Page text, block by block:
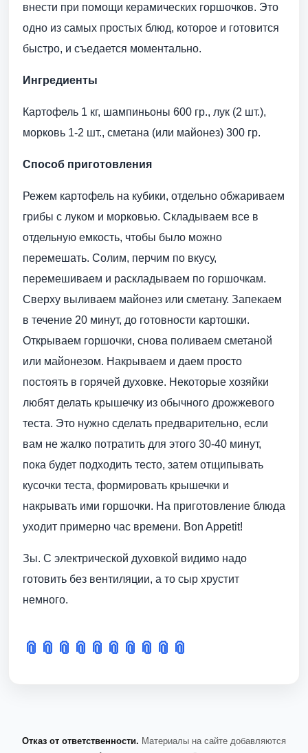
внести при помощи керамических горшочков. Это
одно из самых простых блюд, которое и готовится
быстро, и съедается моментально.
Ингредиенты
Картофель 1 кг, шампиньоны 600 гр., лук (2 шт.),
морковь 1-2 шт., сметана (или майонез) 300 гр.
Способ приготовления
Режем картофель на кубики, отдельно обжариваем
грибы с луком и морковью. Складываем все в
отдельную емкость, чтобы было можно
перемешать. Солим, перчим по вкусу,
перемешиваем и раскладываем по горшочкам.
Сверху выливаем майонез или сметану. Запекаем
в течение 20 минут, до готовности картошки.
Открываем горшочки, снова поливаем сметаной
или майонезом. Накрываем и даем просто
постоять в горячей духовке. Некоторые хозяйки
любят делать крышечку из обычного дрожжевого
теста. Это нужно сделать предварительно, если
вам не жалко потратить для этого 30-40 минут,
пока будет подходить тесто, затем отщипывать
кусочки теста, формировать крышечки и
накрывать ими горшочки. На приготовление блюда
уходит примерно час времени. Bon Appetit!
Зы. С электрической духовкой видимо надо
готовить без вентиляции, а то сыр хрустит
немного.
📎 📎 📎 📎 📎 📎 📎 📎 📎 📎
Отказ от ответственности. Материалы на сайте добавляются